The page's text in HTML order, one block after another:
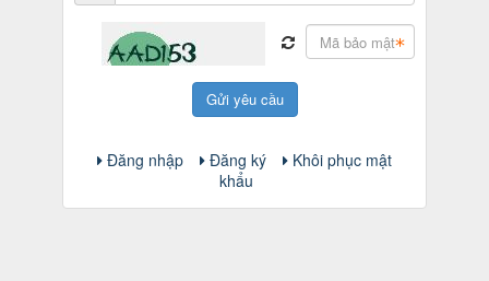
Gửi yêu cầu
Đăng nhập Đăng ký
Khôi phục mật
khẩu